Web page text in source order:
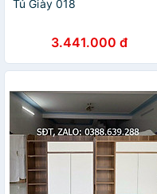
Tủ Giày 018
3.441.000 đ